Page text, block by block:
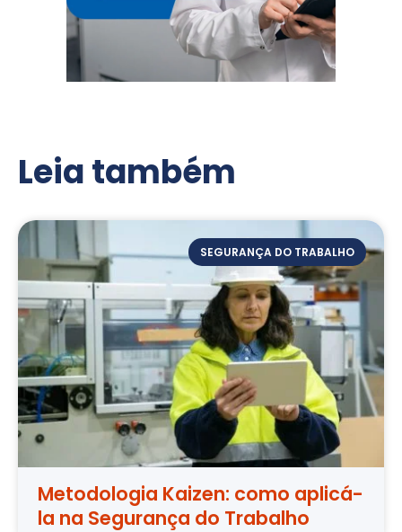
Leia também
SEGURANÇA DO TRABALHO
Metodologia Kaizen: como aplicá-
la na Segurança do Trabalho